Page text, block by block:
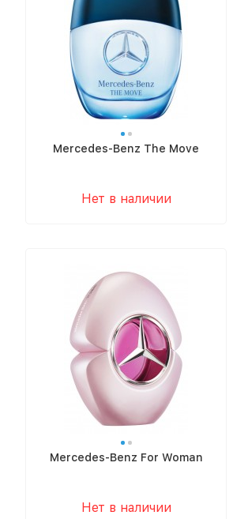
Mercedes-Benz The Move
Нет в наличии
Mercedes-Benz For Woman
Нет в наличии